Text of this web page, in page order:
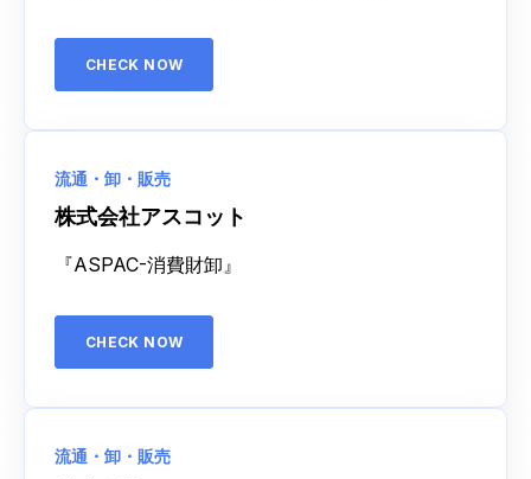
CHECK NOW
流通・卸・販売
株式会社アスコット
『ASPAC-消費財卸』
CHECK NOW
流通・卸・販売